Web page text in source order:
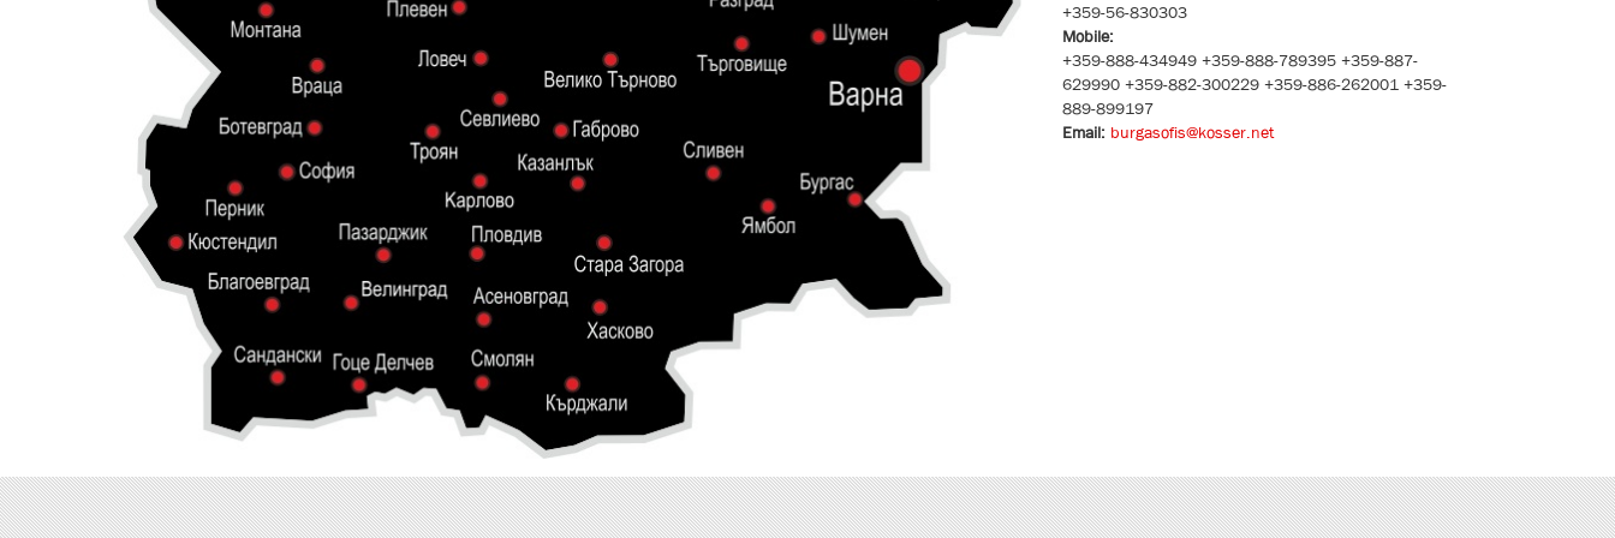
+359-56-830303
Mobile:
+359-888-434949 +359-888-789395 +359-887-
629990 +359-882-300229 +359-886-262001 +359-
889-899197
Email: burgasofis@kosser.net